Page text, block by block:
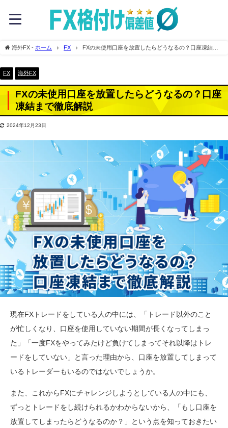
海外FX - ホーム FX
FXの未使用口座を放置したらどうなるの？口座凍結ま
FX 海外FX
FXの未使用口座を放置したらどうなるの？口座
凍結まで徹底解説
2024年12月23日
現在FXトレードをしている人の中には、「トレード以外のこと
が忙しくなり、口座を使用していない期間が長くなってしまっ
た」「一度FXをやってみたけど負けてしまってそれ以降はトレ
ードをしていない」と言った理由から、口座を放置してしまって
いるトレーダーもいるのではないでしょうか。
また、これからFXにチャレンジしようとしている人の中にも、
ずっとトレードをし続けられるかわからないから、「もし口座を
放置してしまったらどうなるのか？」という点を知っておきたい